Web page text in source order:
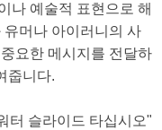
나 예술적 표현으로 해
머나 아이러니의 사
요한 메시지를 전달하
줍니다.
터 슬라이드 타십시오"